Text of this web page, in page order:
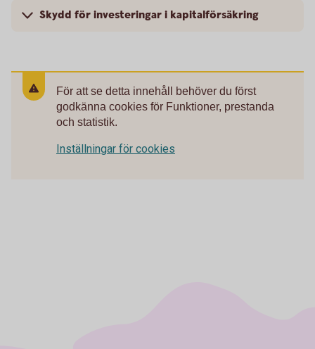
Skydd för investeringar i kapitalförsäkring
För att se detta innehåll behöver du först
godkänna cookies för Funktioner, prestanda
och statistik.
Inställningar för cookies